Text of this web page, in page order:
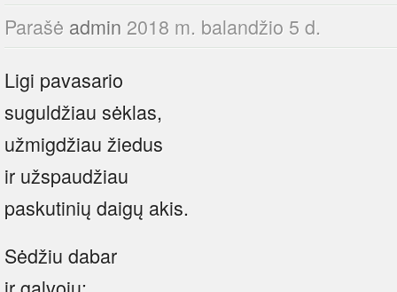
Parašė admin 2018 m. balandžio 5 d.
Ligi pavasario
suguldžiau sėklas,
užmigdžiau žiedus
ir užspaudžiau
paskutinių daigų akis.
Sėdžiu dabar